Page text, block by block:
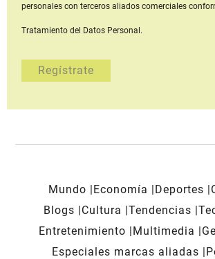
personales con terceros aliados comerciales
Tratamiento del Datos Personal.
Mundo Economía Deportes
Blogs
Cultura Tendencias
Entretenimiento
Multimedia
Especiales marcas aliadas